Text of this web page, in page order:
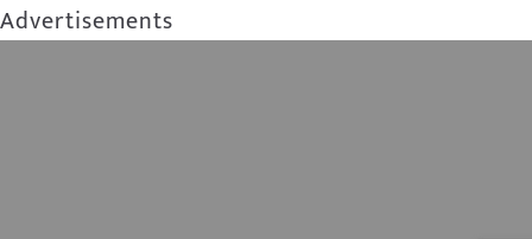
Advertisements